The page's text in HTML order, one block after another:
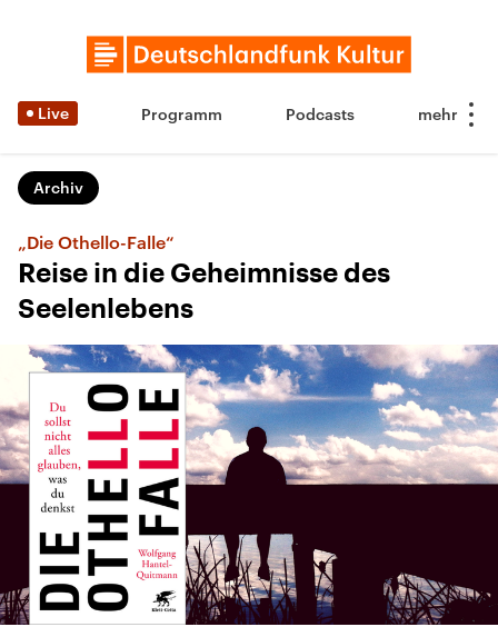
Live Programm Podcasts
Archiv
„Die Othello-Falle“
Reise in die Geheimnisse des
Seelenlebens